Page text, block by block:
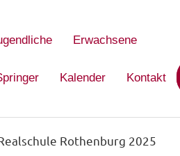
Erwachsene
Kalender Kontakt
Rothenburg 2025